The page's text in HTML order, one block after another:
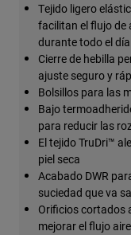
Ver todo
Tejido ligero
facilitan el flujo de
durante todo el día
Cierre de hebilla
ajuste seguro y
Bolsillos para las
Bajo
para reducir las
El tejido TruDri™
piel seca
Acabado DWR
suciedad que va
Orificios cortados
mejorar el flujo aire